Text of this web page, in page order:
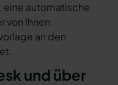
eine automatische
von Ihnen
an den
und über